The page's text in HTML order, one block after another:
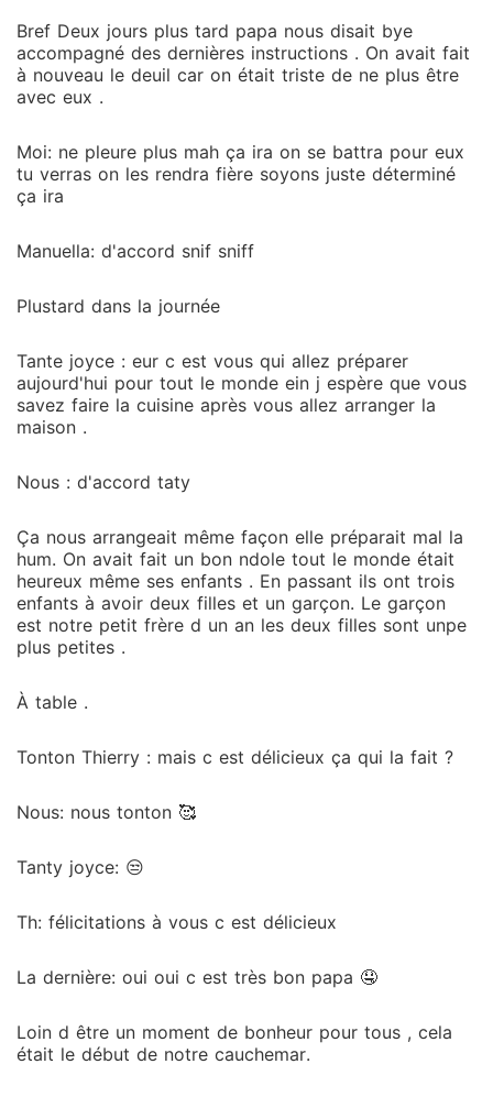
Bref Deux jours plus tard papa nous disait bye
accompagné des dernières instructions . On avait fait
à nouveau le deuil car on était triste de ne plus être
avec eux .
Moi: ne pleure plus mah ça ira on se battra pour eux
tu verras on les rendra fière soyons juste déterminé
ça ira
Manuella: d'accord snif sniff
Plustard dans la journée
Tante joyce : eur c est vous qui allez préparer
aujourd'hui pour tout le monde ein j espère que vous
savez faire la cuisine après vous allez arranger la
maison .
Nous : d'accord taty
Ça nous arrangeait même façon elle préparait mal la
hum. On avait fait un bon ndole tout le monde était
heureux même ses enfants . En passant ils ont trois
enfants à avoir deux filles et un garçon. Le garçon
est notre petit frère d un an les deux filles sont unpe
plus petites .
À table .
Tonton Thierry : mais c est délicieux ça qui la fait ?
Nous: nous tonton 🥰
Tanty joyce: 😒
Th: félicitations à vous c est délicieux
La dernière: oui oui c est très bon papa 🤤
Loin d être un moment de bonheur pour tous , cela
était le début de notre cauchemar.